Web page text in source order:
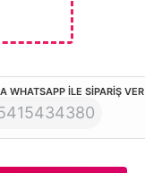
WHATSAPP İLE SİPARİŞ VER